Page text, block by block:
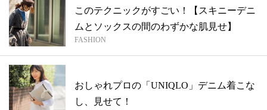
このテクニックがすごい！【スキニーデニ
ムとソックスの間のわずかな肌見せ】
FASHION
おしゃれプロの「UNIQLO」デニム着こな
し、見せて！